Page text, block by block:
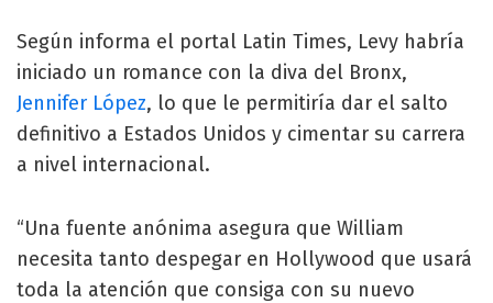
Según informa el portal Latin Times, Levy habría
iniciado un romance con la diva del Bronx,
Jennifer López, lo que le permitiría dar el salto
definitivo a Estados Unidos y cimentar su carrera
a nivel internacional.
“Una fuente anónima asegura que William
necesita tanto despegar en Hollywood que usará
toda la atención que consiga con su nuevo